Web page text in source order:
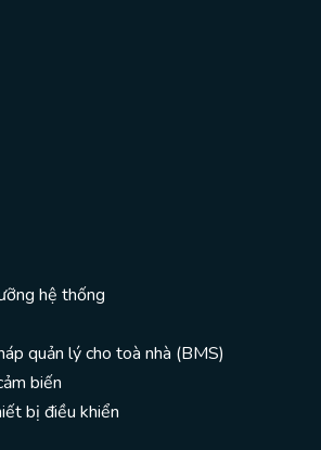
hệ thống
quản lý cho toà nhà (BMS)
biến
bị điều khiển